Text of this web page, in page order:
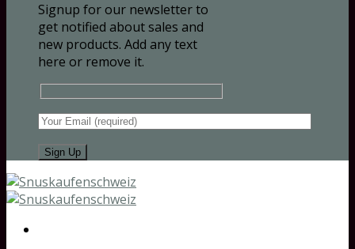
Signup for our newsletter to
get notified about sales and
new products. Add any text
here or remove it.